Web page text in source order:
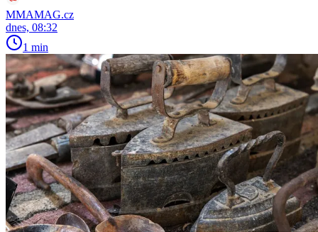
MMAMAG.cz
dnes, 08:32
1 min